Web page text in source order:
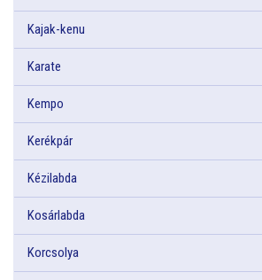
Kajak-kenu
Karate
Kempo
Kerékpár
Kézilabda
Kosárlabda
Korcsolya